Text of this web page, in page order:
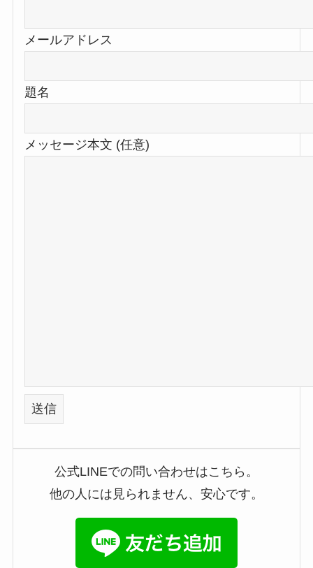
メールアドレス
題名
メッセージ本文 (任意)
公式LINEでの問い合わせはこちら。
他の人には見られません、安心です。